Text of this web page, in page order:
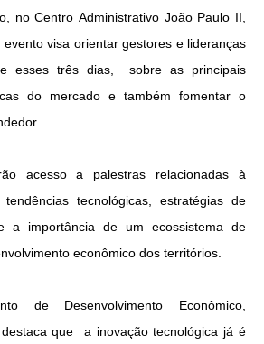
no Centro Administrativo João Paulo II,
visa orientar gestores e lideranças
esses três dias, sobre as principais
do mercado e também fomentar o
acesso a palestras relacionadas à
tendências tecnológicas, estratégias de
a importância de um ecossistema de
econômico dos territórios.
de Desenvolvimento Econômico,
que a inovação tecnológica já é